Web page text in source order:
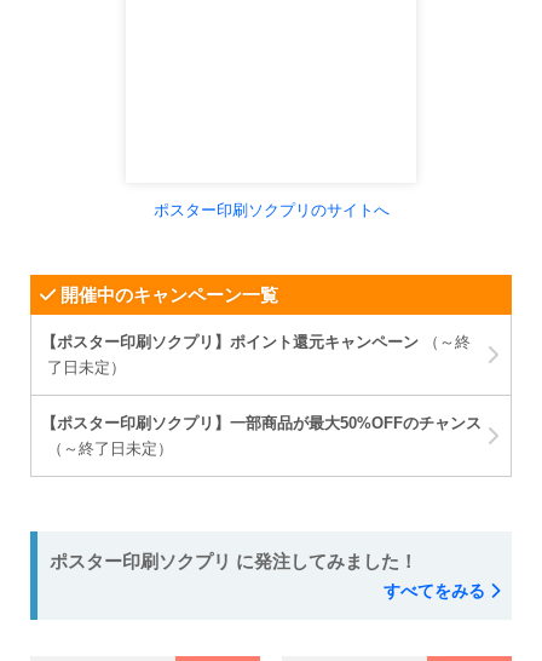
ポスター印刷ソクプリのサイトへ
開催中のキャンペーン一覧
【ポスター印刷ソクプリ】ポイント還元キャンペーン
（～終
了日未定）
【ポスター印刷ソクプリ】一部商品が最大50%OFFのチャンス
（～終了日未定）
ポスター印刷ソクプリ に発注してみました！
すべてをみる